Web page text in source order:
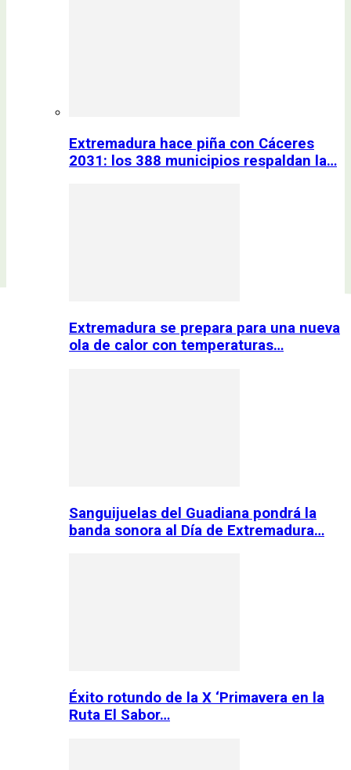
Extremadura hace piña con Cáceres
2031: los 388 municipios respaldan la…
Extremadura se prepara para una nueva
ola de calor con temperaturas…
Sanguijuelas del Guadiana pondrá la
banda sonora al Día de Extremadura…
Éxito rotundo de la X ‘Primavera en la
Ruta El Sabor…